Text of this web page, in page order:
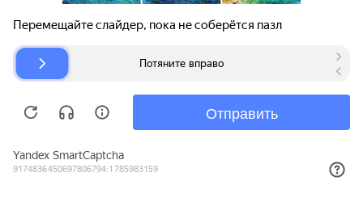
© bibinet.ru - система поиска запчастей,
Copyright 2010-2026 Все права защищены